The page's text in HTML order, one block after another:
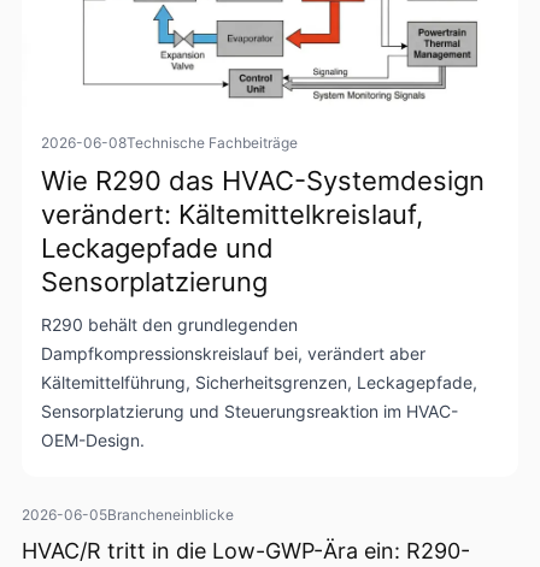
2026-06-08Technische Fachbeiträge
Wie R290 das HVAC-Systemdesign
verändert: Kältemittelkreislauf,
Leckagepfade und
Sensorplatzierung
R290 behält den grundlegenden
Dampfkompressionskreislauf bei, verändert aber
Kältemittelführung, Sicherheitsgrenzen, Leckagepfade,
Sensorplatzierung und Steuerungsreaktion im HVAC-
OEM-Design.
2026-06-05Brancheneinblicke
HVAC/R tritt in die Low-GWP-Ära ein: R290-